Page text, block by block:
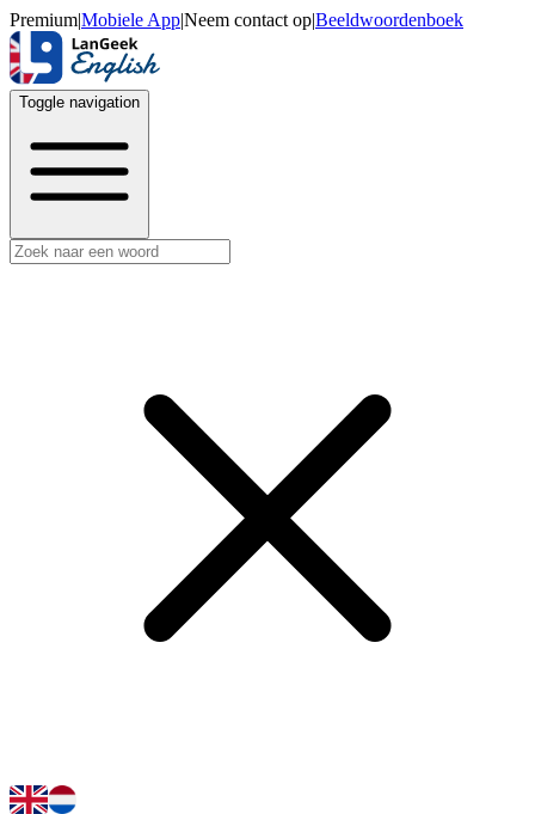
Premium|Mobiele App|Neem contact op|Beeldwoordenboek
Toggle navigation